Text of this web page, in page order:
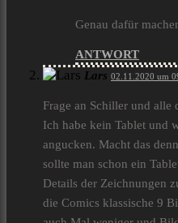
Genau dafür
ANTWORT
Lars 02.11.2020 um
Frage an Schiller und alle
Ich habe kein Tablet und
angucken. Macht das
sollte man schon ein
Details der Zeichnungen
die Comics klassische 9